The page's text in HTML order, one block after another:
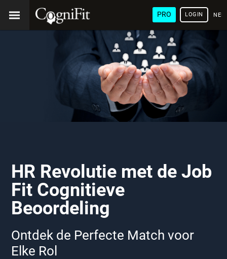
PRO LOGIN
HR Revolutie met de Job
Fit Cognitieve
Beoordeling
Ontdek de Perfecte Match voor
Elke Rol